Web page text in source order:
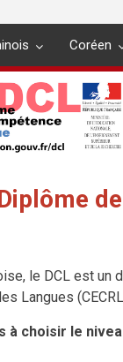
Coréen
le DCL est un
Langues
à choisir le